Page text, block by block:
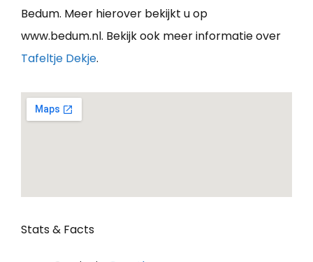
Bedum. Meer hierover bekijkt u op
www.bedum.nl. Bekijk ook meer informatie over
Tafeltje Dekje.
Stats & Facts